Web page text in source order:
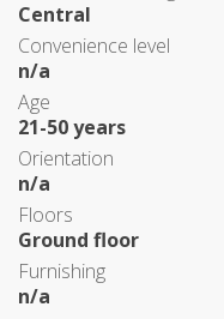
Central
Convenience level
n/a
Age
21-50 years
Orientation
n/a
Floors
Ground floor
Furnishing
n/a